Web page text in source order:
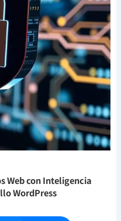
Web con Inteligencia
WordPress